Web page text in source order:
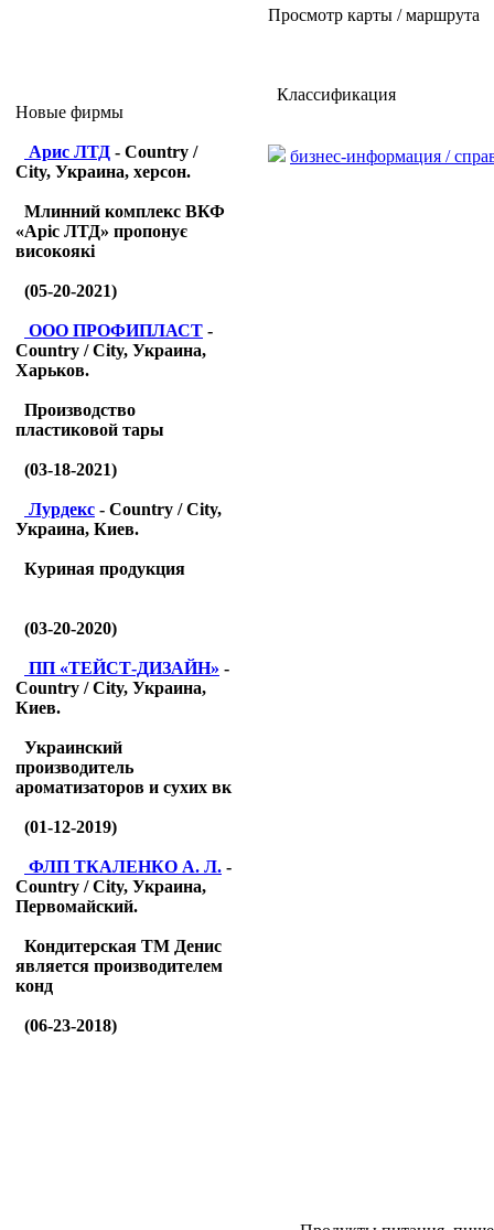
Новые фирмы
Арис ЛТД - Country /
City, Украина, херсон.
Млинний комплекс ВКФ
«Аріс ЛТД» пропонує
високоякі
(05-20-2021)
ООО ПРОФИПЛАСТ -
Country / City, Украина,
Харьков.
Производство
пластиковой тары
(03-18-2021)
Лурдекс - Country / City,
Украина, Киев.
Куриная продукция
(03-20-2020)
ПП «ТЕЙСТ-ДИЗАЙН» -
Country / City, Украина,
Киев.
Украинский
производитель
ароматизаторов и сухих вк
(01-12-2019)
ФЛП ТКАЛЕНКО А. Л. -
Country / City, Украина,
Первомайский.
Кондитерская ТМ Денис
является производителем
конд
(06-23-2018)
Просмотр карты / маршрута
Классификация
бизнес-информация /